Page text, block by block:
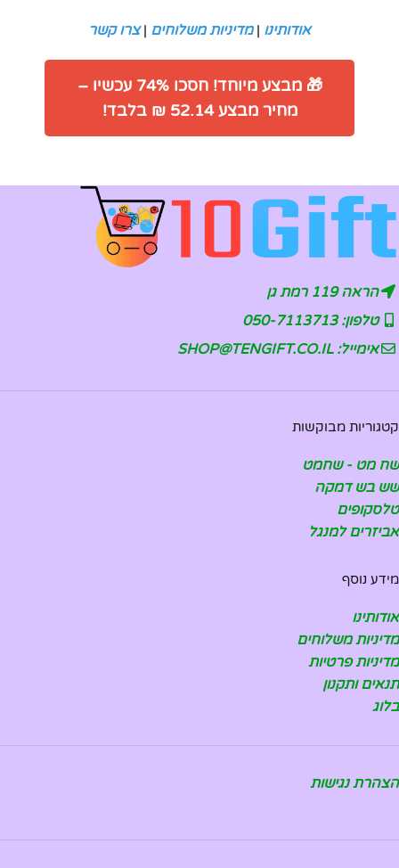
אודותינו |מדיניות משלוחים |צרו קשר
🎁 מבצע מיוחד! חסכו 74% עכשיו –
מחיר מבצע 52.14 ₪ בלבד!
הראה 119 רמת גן
טלפון: 050-7113713
אימייל: SHOP@TENGIFT.CO.IL
קטגוריות מבוקשות
שח מט - שחמט
שש בש דמקה
טלסקופים
אביזרים למנגל
מידע נוסף
אודותינו
מדיניות משלוחים
מדיניות פרטיות
תנאים ותקנון
בלוג
הצהרת נגישות